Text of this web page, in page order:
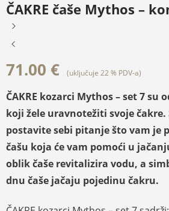
ČAKRE čaše Mythos –
71.00 € (uključuje 22 % PDV-a)
ČAKRE kozarci Mythos – set 7 su
koji žele uravnotežiti svoje
postavite sebi pitanje što vam je
čašu koja će vam pomoći u
oblik čaše revitalizira vodu, a
dnu čaše jačaju pojedinu čakru.